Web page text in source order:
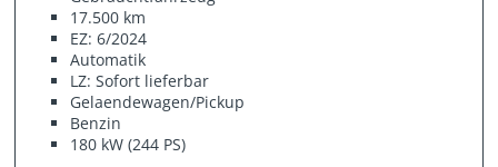
17.500 km
EZ: 6/2024
Automatik
LZ: Sofort lieferbar
Gelaendewagen/Pickup
Benzin
180 kW (244 PS)